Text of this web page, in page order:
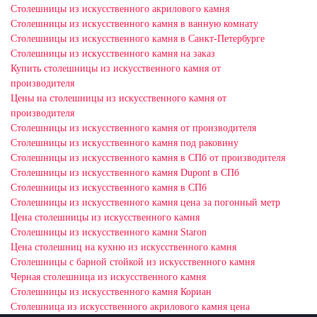
Столешницы из искусственного акрилового камня
Столешницы из искусственного камня в ванную комнату
Столешницы из искусственного камня в Санкт-Петербурге
Столешницы из искусственного камня на заказ
Купить столешницы из искусственного камня от
производителя
Цены на столешницы из искусственного камня от
производителя
Столешницы из искусственного камня от производителя
Столешницы из искусственного камня под раковину
Столешницы из искусственного камня в СПб от производителя
Столешницы из искусственного камня Dupont в СПб
Столешницы из искусственного камня в СПб
Столешницы из искусственного камня цена за погонный метр
Цена столешницы из искусственного камня
Столешницы из искусственного камня Staron
Цена столешниц на кухню из искусственного камня
Столешницы с барной стойкой из искусственного камня
Черная столешница из искусственного камня
Столешницы из искусственного камня Кориан
Столешница из искусственного акрилового камня цена